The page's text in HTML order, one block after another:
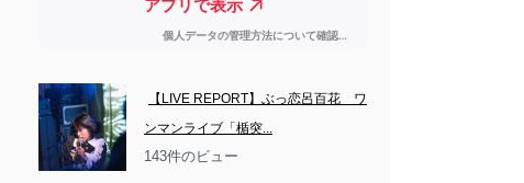
【LIVE REPORT】ぶっ恋呂百花　ワ
ンマンライブ「楯突...
143件のビュー